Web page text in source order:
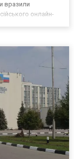
вразили
онлайн-